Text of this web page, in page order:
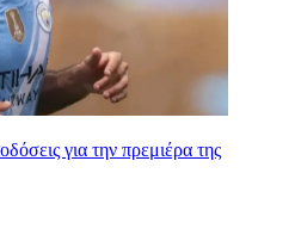
για την πρεμιέρα της